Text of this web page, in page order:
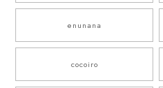
enunana
cocoiro